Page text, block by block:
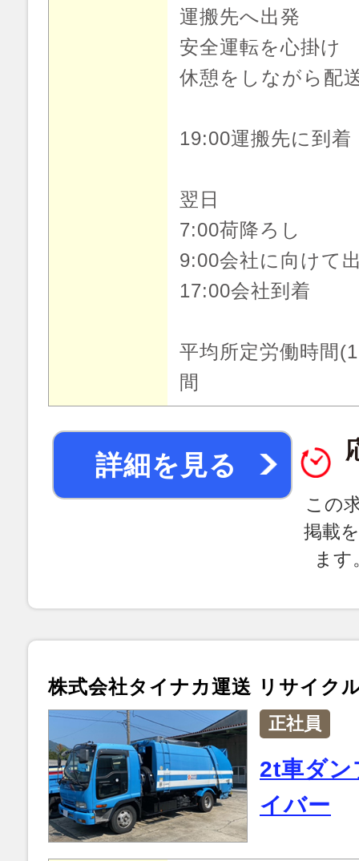
運搬先へ出発
安全運転を心掛け
休憩をしながら配
19:00運搬先に到着
翌日
7:00荷降ろし
9:00会社に向けて
17:00会社到着
平均所定労働時間
間
詳細を見る
この
掲載
ま
株式会社タイナカ運送 リサイク
正社員
2t車ダン
イバー